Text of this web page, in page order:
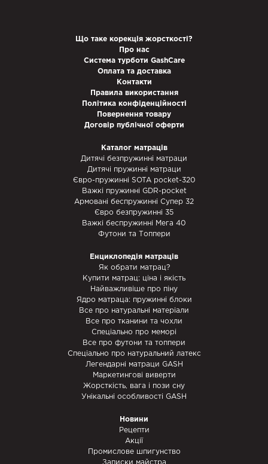
Що таке корекція жорсткості?
Про нас
Система турботи GashCare
Оплата та доставка
Контакти
Правила використання
Політика конфіденційності
Повернення товару
Договір публічної оферти
Каталог матраців
Дитячі безпружинні матраци
Дитячі пружинні матраци
Євро-пружинні SOTA pocket-320
Важкі пружинні GDR-pocket
Армовані беспружинні Супер 32
Євро безпружинні 35
Важкі беспружинні Мега 40
Футони та Топпери
Енциклопедія матраців
Як обрати матрац?
Купити матрац: ціна і якість
Найважливіше про піну
Ядро матраца: пружинні блоки
Все про натуральні матеріали
Все про тканини та чохли
Спеціально про меморі
Все про футони та топпери
Спеціально про натуральний латекс
Легендарні матраци GASH
Маркетингові виверти
Жорсткість, вага і пози сну
Унікальні особливості GASH
Новини
Рецепти
Акції
Промислове шпигунство
Записки майстра